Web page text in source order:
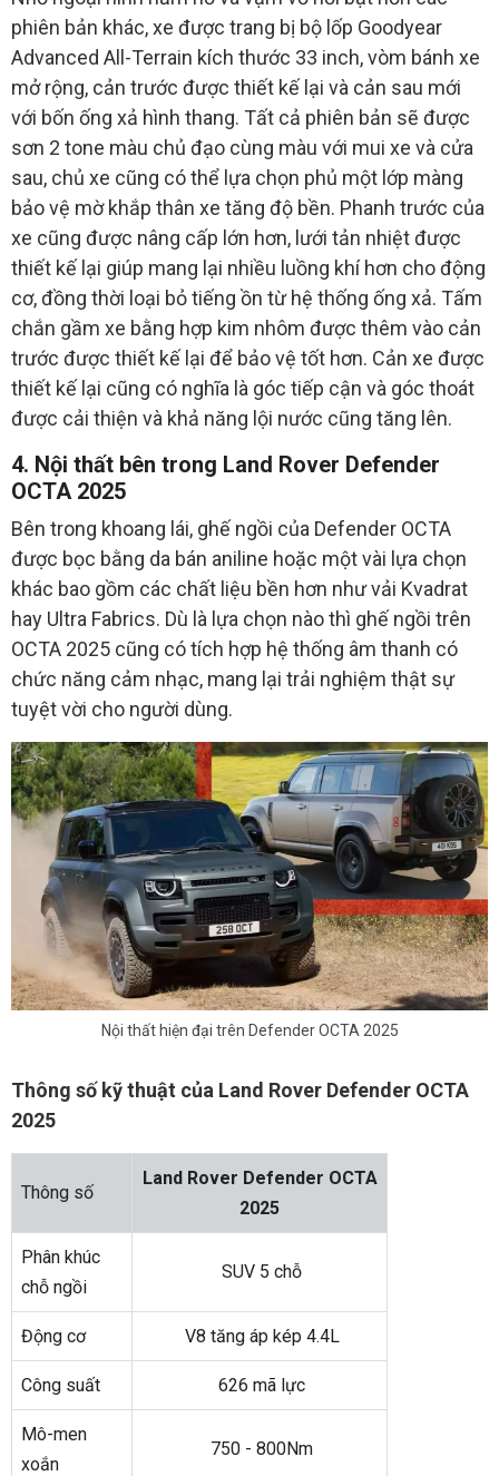
phiên bản khác, xe được trang bị bộ lốp Goodyear
Advanced All-Terrain kích thước 33 inch, vòm bánh xe
mở rộng, cản trước được thiết kế lại và cản sau mới
với bốn ống xả hình thang. Tất cả phiên bản sẽ được
sơn 2 tone màu chủ đạo cùng màu với mui xe và cửa
sau, chủ xe cũng có thể lựa chọn phủ một lớp màng
bảo vệ mờ khắp thân xe tăng độ bền. Phanh trước của
xe cũng được nâng cấp lớn hơn, lưới tản nhiệt được
thiết kế lại giúp mang lại nhiều luồng khí hơn cho động
cơ, đồng thời loại bỏ tiếng ồn từ hệ thống ống xả. Tấm
chắn gầm xe bằng hợp kim nhôm được thêm vào cản
trước được thiết kế lại để bảo vệ tốt hơn. Cản xe được
thiết kế lại cũng có nghĩa là góc tiếp cận và góc thoát
được cải thiện và khả năng lội nước cũng tăng lên.
4. Nội thất bên trong Land Rover Defender
OCTA 2025
Bên trong khoang lái, ghế ngồi của Defender OCTA
được bọc bằng da bán aniline hoặc một vài lựa chọn
khác bao gồm các chất liệu bền hơn như vải Kvadrat
hay Ultra Fabrics. Dù là lựa chọn nào thì ghế ngồi trên
OCTA 2025 cũng có tích hợp hệ thống âm thanh có
chức năng cảm nhạc, mang lại trải nghiệm thật sự
tuyệt vời cho người dùng.
Nội thất hiện đại trên Defender OCTA 2025
Thông số kỹ thuật của Land Rover Defender OCTA
2025
Thông số
Land Rover Defender OCTA
2025
Phân khúc
chỗ ngồi
SUV 5 chỗ
Động cơ V8 tăng áp kép 4.4L
Công suất 626 mã lực
Mô-men
xoắn
750 - 800Nm